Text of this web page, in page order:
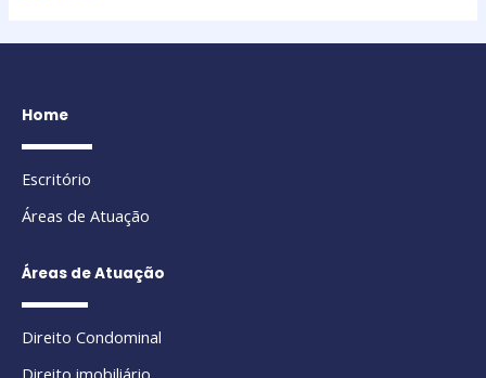
Home
Escritório
Áreas de Atuação
Áreas de Atuação
Direito Condominal